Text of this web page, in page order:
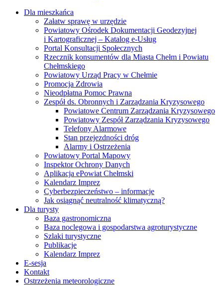
Dla mieszkańca
Załatw sprawę w urzędzie
Powiatowy Ośrodek Dokumentacji Geodezyjnej
i Kartograficznej – Katalog e-Usług
Portal Konsultacji Społecznych
Rzecznik konsumentów dla Miasta Chełm i Powiatu
Chełmskiego
Powiatowy Urząd Pracy w Chełmie
Promocja Zdrowia
Nieodpłatna Pomoc Prawna
Zespół ds. Obronnych i Zarządzania Kryzysowego
Powiatowe Centrum Zarządzania Kryzysowego
Powiatowy Zespół Zarządzania Kryzysowego
Telefony Alarmowe
Stan przejezdności dróg
Alarmy i Ostrzeżenia
Powiatowy Portal Mapowy
Inspektor Ochrony Danych
Aplikacja ePowiat Chełmski
Kalendarz Imprez
Cyberbezpieczeństwo – informacje
Jak osiągnąć neutralność klimatyczną?
Dla turysty
Baza gastronomiczna
Baza noclegowa i gospodarstwa agroturystyczne
Szlaki turystyczne
Publikacje
Kalendarz Imprez
E-sesja
Kontakt
Ostrzeżenia meteorologiczne